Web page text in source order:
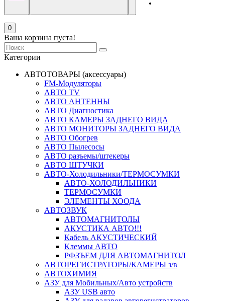
0
Ваша корзина пуста!
Категории
АВТОТОВАРЫ (аксессуары)
FM-Модуляторы
АВТО TV
АВТО АНТЕННЫ
АВТО Диагностика
АВТО КАМЕРЫ ЗАДНЕГО ВИДА
АВТО МОНИТОРЫ ЗАДНЕГО ВИДА
АВТО Обогрев
АВТО Пылесосы
АВТО разъемы/штекеры
АВТО ШТУЧКИ
АВТО-Холодильники/ТЕРМОСУМКИ
АВТО-ХОЛОДИЛЬНИКИ
ТЕРМОСУМКИ
ЭЛЕМЕНТЫ ХООДА
АВТОЗВУК
АВТОМАГНИТОЛЫ
АКУСТИКА АВТО!!!
Кабель АКУСТИЧЕСКИЙ
Клеммы АВТО
РФЗЪЕМ ДЛЯ АВТОМАГНИТОЛ
АВТОРЕГИСТРАТОРЫ/КАМЕРЫ з/в
АВТОХИМИЯ
АЗУ для Мобильных/Авто устройств
АЗУ USB авто